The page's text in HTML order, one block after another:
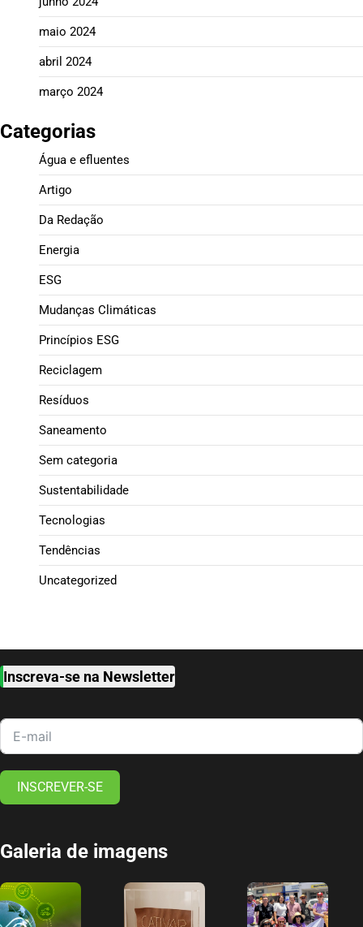
maio 2024
abril 2024
março 2024
Categorias
Água e efluentes
Artigo
Da Redação
Energia
ESG
Mudanças Climáticas
Princípios ESG
Reciclagem
Resíduos
Saneamento
Sem categoria
Sustentabilidade
Tecnologias
Tendências
Uncategorized
Inscreva-se na Newsletter
INSCREVER-SE
Galeria de imagens